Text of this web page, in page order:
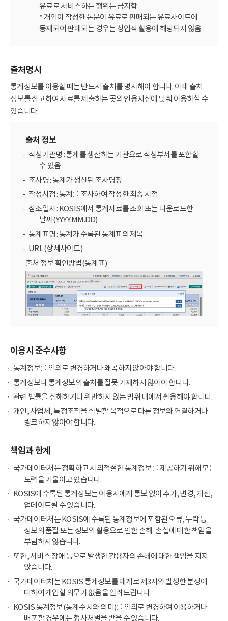
유료로 서비스하는 행위는 금지함
* 개인이 작성한 논문이 유료로 판매되는 유료사이트에
등재되어 판매되는 경우는 상업적 활용에 해당되지 않음
출처명시
통계정보를 이용할 때는 반드시 출처를 명시해야 합니다. 아래 출처
정보를 참고하여 자료를 제출하는 곳의 인용지침에 맞춰 이용하실 수
있습니다.
출처 정보
작성기관명 : 통계를 생산하는 기관으로 작성부서를 포함할
수 있음
조사명 : 통계가 생산된 조사명칭
작성시점 : 통계를 조사하여 작성한 최종 시점
참조일자 : KOSIS에서 통계자료를 조회 또는 다운로드한
날짜(YYYY.MM.DD)
통계표명 : 통계가 수록된 통계표의 제목
URL (상세사이트)
출처 정보 확인방법(통계표)
이용시 준수사항
통계정보를 임의로 변경하거나 왜곡하지 않아야 합니다.
통계정보나 통계정보의 출처를 잘못 기재하지 않아야 합니다.
관련 법률을 침해하거나 위반하지 않는 범위 내에서 활용해야 합니다.
개인, 사업체, 특정조직을 식별할 목적으로 다른 정보와 연결하거나
링크하지 않아야 합니다.
책임과 한계
국가데이터처는 정확하고 시의적절한 통계정보를 제공하기 위해 모든
노력을 기울이고 있습니다.
KOSIS에 수록된 통계정보는 이용자에게 통보 없이 추가, 변경, 개선,
업데이트될 수 있습니다.
국가데이터처는 KOSIS에 수록된 통계정보에 포함된 오류, 누락 등
정보의 품질 또는 정보의 활용으로 인한 손해·손실에 대한 책임을
부담하지 않습니다.
또한, 서비스 장애 등으로 발생한 활용자의 손해에 대한 책임을 지지
않습니다.
국가데이터처는 KOSIS 통계정보를 매개로 제3자와 발생한 분쟁에
대하여 개입할 의무가 없음을 알려드립니다.
KOSIS 통계정보(통계수치와 의미)를 임의로 변경하여 이용하거나
배포할 경우에는 형사처벌을 받을 수 있습니다.